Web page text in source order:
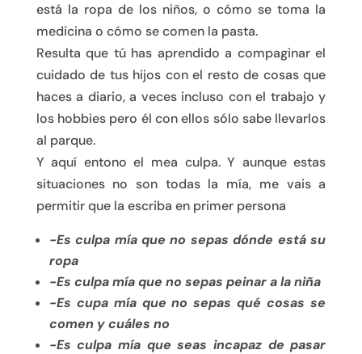
está la ropa de los niños, o cómo se toma la
medicina o cómo se comen la pasta.
Resulta que tú has aprendido a compaginar el
cuidado de tus hijos con el resto de cosas que
haces a diario, a veces incluso con el trabajo y
los hobbies pero él con ellos sólo sabe llevarlos
al parque.
Y aquí entono el mea culpa. Y aunque estas
situaciones no son todas la mía, me vais a
permitir que la escriba en primer persona
-Es culpa mía que no sepas dónde está su
ropa
-Es culpa mía que no sepas peinar a la niña
-Es cupa mía que no sepas qué cosas se
comen y cuáles no
-Es culpa mía que seas incapaz de pasar